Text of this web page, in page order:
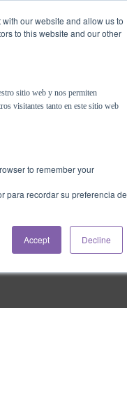
our website and allow us to
to this website and our other
sitio web y nos permiten
visitantes tanto en este sitio web
to remember your
para recordar su preferencia de
Accept Decline